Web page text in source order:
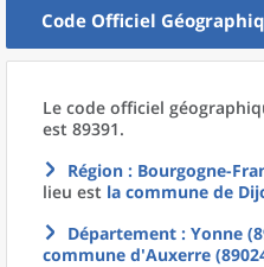
Code Officiel
Le code officiel
est 89391.
Région : Bourgogne-
lieu est la commune de
Département : Yonne
commune d'Auxerre